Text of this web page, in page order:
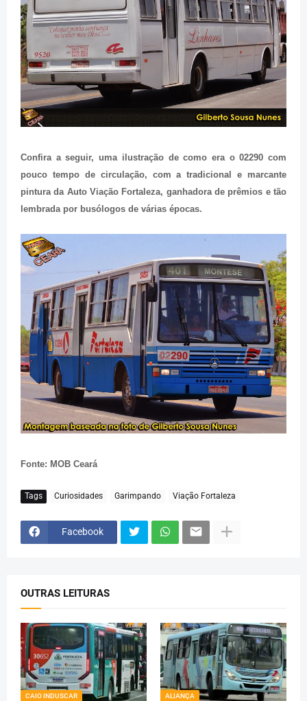
Confira a seguir, uma ilustração de como era o 02290 com
pouco tempo de circulação, com a tradicional e marcante
pintura da Auto Viação Fortaleza, ganhadora de prêmios e tão
lembrada por busólogos de várias épocas.
Fonte: MOB Ceará
Tags Curiosidades Garimpando Viação Fortaleza
Facebook
OUTRAS LEITURAS
CAIO INDUSCAR ALIANÇA